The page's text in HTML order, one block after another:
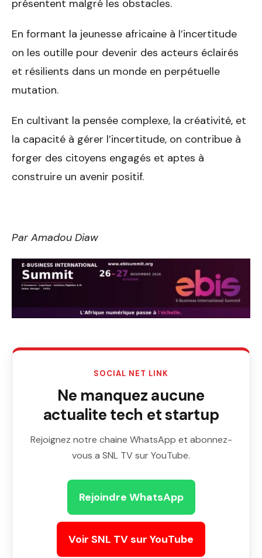
présentent malgré les obstacles.
En formant la jeunesse africaine à l’incertitude
on les outille pour devenir des acteurs éclairés
et résilients dans un monde en perpétuelle
mutation.
En cultivant la pensée complexe, la créativité, et
la capacité à gérer l’incertitude, on contribue à
forger des citoyens engagés et aptes à
construire un avenir positif.
Par Amadou Diaw
SOCIAL NET LINK
Ne manquez aucune
actualite tech et startup
Rejoignez notre chaine WhatsApp et abonnez-
vous a SNL TV sur YouTube.
Rejoindre WhatsApp
Voir SNL TV sur YouTube